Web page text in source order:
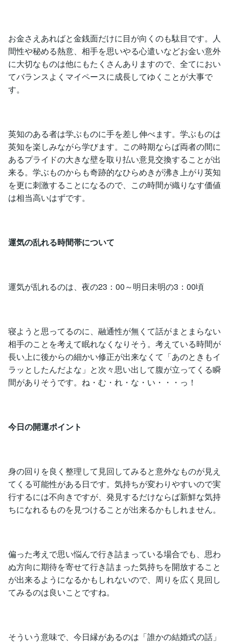
お金さえあればと金銭面だけに目が向くのも駄目です。人
間性や秘める熱意、相手を思いやる心遣いなどお金い意外
に大切なものは他にもたくさんありますので、全てにおい
てバランスよくマイペースに成長してゆくことが大事で
す。
英知のある者は学ぶものに手を差し伸べます。学ぶものは
英知を楽しみながら学びます。この時期ならば両者の間に
あるプライドの大きな壁を取り払い意見交換することが出
来る。学ぶものからも奇跡的なひらめきが沸き上がり英知
を更に刺激することになるので、この時間が織りなす価値
は相当高いはずです。
運気の乱れる時間帯について
運気が乱れるのは、夜の23：00～明日未明の3：00頃
寝ようと思ってるのに、融通性が無くて話がまとまらない
相手のことを考えて眠れなくなりそう。考えている時間が
長い上に後からの細かい修正が出来なくて「あのときもイ
ラッとしたんだよな」と次々思い出して腹が立ってくる瞬
間がありそうです。ね・む・れ・な・い・・・っ！
今日の開運ポイント
身の回りを良く整理して見回してみると意外なものが見え
てくる可能性がある日です。気持ちが変わりやすいので実
行するには不向きですが、発見するだけならば新鮮な気持
ちになれるものを見つけることが出来るかもしれません。
偏った考えで思い悩んで行き詰まっている場合でも、思わ
ぬ方向に期待を寄せて行き詰まった気持ちを開放すること
が出来るようになるかもしれないので、周りを広く見回し
てみるのは良いことですね。
そういう意味で、今日縁があるのは「誰かの結婚式の話」